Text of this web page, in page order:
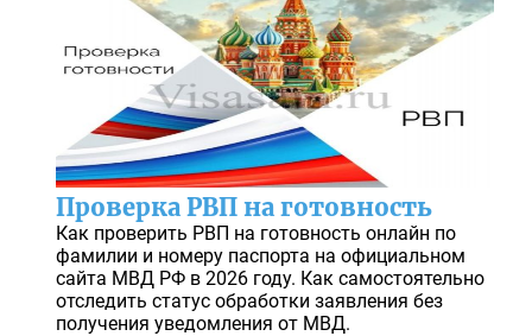
Проверка РВП на готовность
Как проверить РВП на готовность онлайн по
фамилии и номеру паспорта на официальном
сайта МВД РФ в 2026 году. Как самостоятельно
отследить статус обработки заявления без
получения уведомления от МВД.